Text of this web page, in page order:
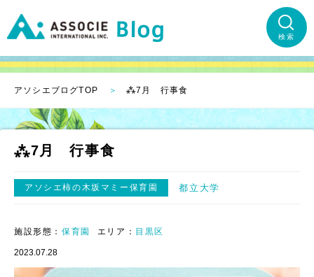
検索
アソシエブログTOP ⁂7月 行事食
⁂7月 行事食
アソシエ柿の木坂マミー保育園 都立大学
施設形態： 保育園 エリア： 目黒区
2023.07.28